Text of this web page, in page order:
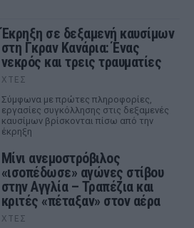
Έκρηξη σε δεξαμενή καυσίμων
στη Γκραν Κανάρια: Ένας
νεκρός και τρεις τραυματίες
ΧΤΕΣ
Σύμφωνα με πρώτες πληροφορίες,
εργασίες συγκόλλησης στις δεξαμενές
καυσίμων βρίσκονται πίσω από την
έκρηξη
Μίνι ανεμοστρόβιλος
«ισοπέδωσε» αγώνες στίβου
στην Αγγλία – Τραπέζια και
κριτές «πέταξαν» στον αέρα
ΧΤΕΣ